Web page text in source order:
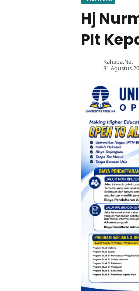
Hj
Plt
Kahaba.net
31 Agustus